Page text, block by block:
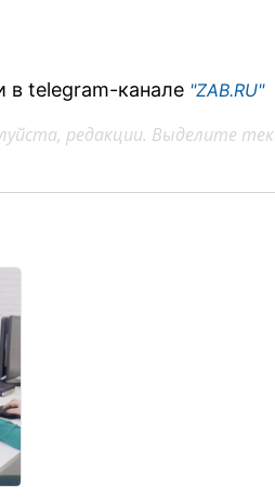
в telegram-канале "ZAB.RU"
редакции. Выделите